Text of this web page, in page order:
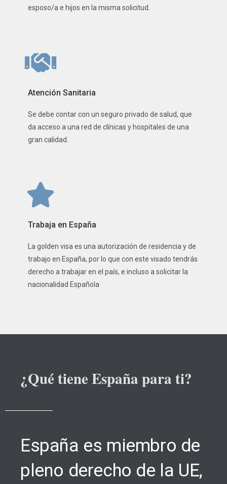
esposo/a e hijos en la misma solicitud.
Atención Sanitaria
Se debe contar con un seguro privado de salud, que
da acceso a una red de clínicas y hospitales de una
gran calidad.
Trabaja en España
La golden visa es una autorización de residencia y de
trabajo en España, por lo que con este visado tendrás
derecho a trabajar en el país, e incluso a solicitar la
nacionalidad Española
¿Qué tiene España para ti?
España es miembro de
pleno derecho de la UE,